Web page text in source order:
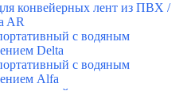
конвейерных лент из ПВХ /
AR
с водяным
Delta
с водяным
Alfa